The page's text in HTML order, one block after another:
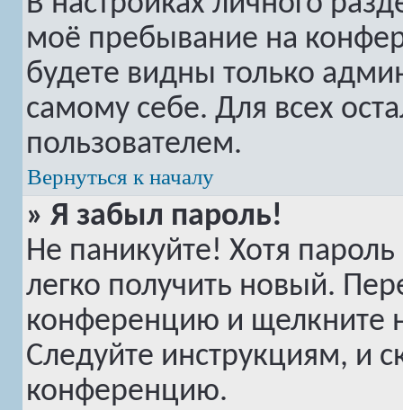
моё пребывание на
будете видны только
самому себе. Для всех
пользователем.
Вернуться к началу
» Я забыл пароль!
Не паникуйте! Хотя
легко получить новый.
конференцию и щелкните
Следуйте инструкциям, и
конференцию.